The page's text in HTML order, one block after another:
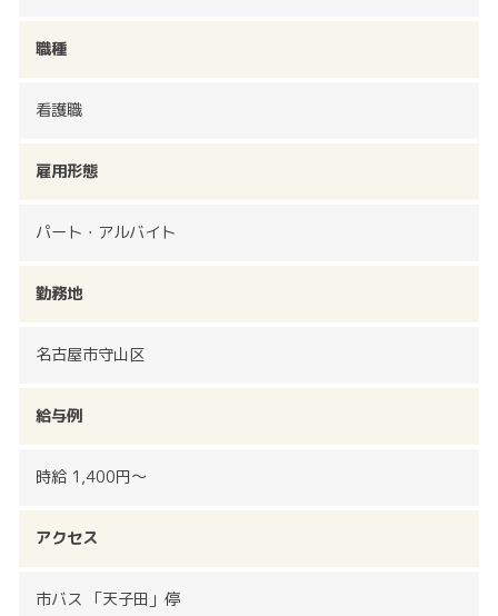
職種
看護職
雇用形態
パート・アルバイト
勤務地
名古屋市守山区
給与例
時給 1,400円～
アクセス
市バス 「天子田」停